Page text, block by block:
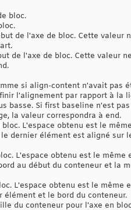
les
les
bloc.
de l'axe de bloc. Cette valeur
de l'axe de bloc. Cette valeur
si align-content n'avait pas
l'alignement par rapport à la
basse. Si first baseline n'est
la valeur correspondra à end.
L'espace obtenu est le
dernier élément est aligné sur
L'espace obtenu est le même
au début du conteneur et la
L'espace obtenu est le même
et le bord du conteneur.
du conteneur pour l'axe en